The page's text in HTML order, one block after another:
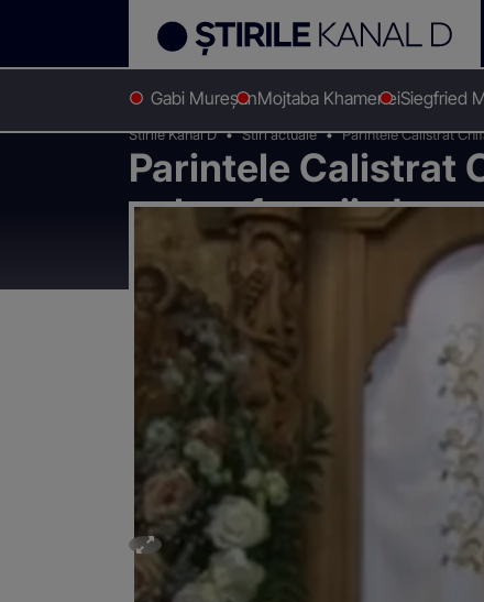
Gabi MureșanMojtaba KhameneiSiegfried
Stirile Kanal D Stiri actuale Parintele Calistrat
Parintele Calistrat
palma femeii, dar
la drum si mergi cu